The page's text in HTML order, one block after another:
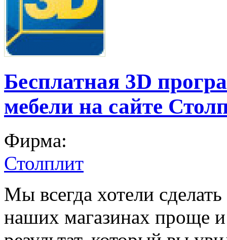
Бесплатная 3D
мебели на сайте
Фирма:
Столплит
Мы всегда хотели
наших магазинах проще